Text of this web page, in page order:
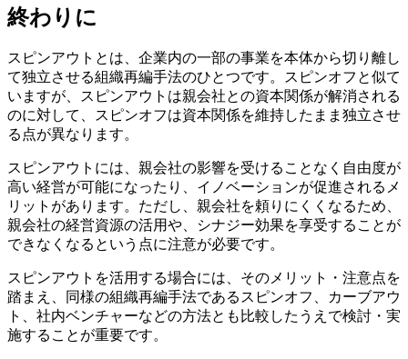
終わりに
スピンアウトとは、企業内の一部の事業を本体から切り離し
て独立させる組織再編手法のひとつです。スピンオフと似て
いますが、スピンアウトは親会社との資本関係が解消される
のに対して、スピンオフは資本関係を維持したまま独立させ
る点が異なります。
スピンアウトには、親会社の影響を受けることなく自由度が
高い経営が可能になったり、イノベーションが促進されるメ
リットがあります。ただし、親会社を頼りにくくなるため、
親会社の経営資源の活用や、シナジー効果を享受することが
できなくなるという点に注意が必要です。
スピンアウトを活用する場合には、そのメリット・注意点を
踏まえ、同様の組織再編手法であるスピンオフ、カーブアウ
ト、社内ベンチャーなどの方法とも比較したうえで検討・実
施することが重要です。